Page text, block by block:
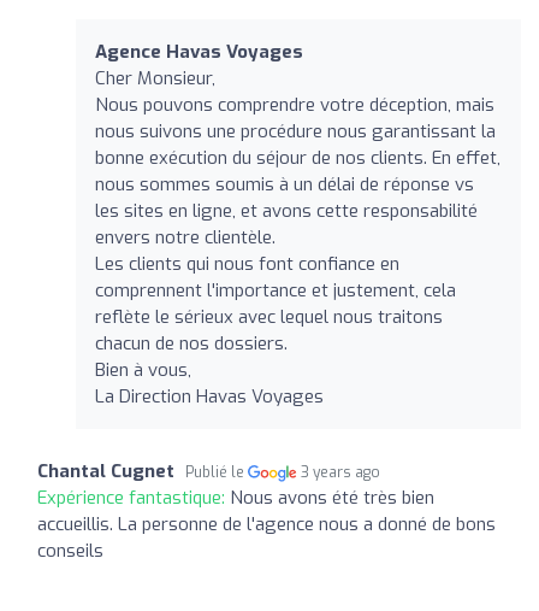
Agence Havas Voyages
Cher Monsieur,
Nous pouvons comprendre votre déception, mais
nous suivons une procédure nous garantissant la
bonne exécution du séjour de nos clients. En effet,
nous sommes soumis à un délai de réponse vs
les sites en ligne, et avons cette responsabilité
envers notre clientèle.
Les clients qui nous font confiance en
comprennent l'importance et justement, cela
reflète le sérieux avec lequel nous traitons
chacun de nos dossiers.
Bien à vous,
La Direction Havas Voyages
Chantal Cugnet Publié le 3 years ago
Expérience fantastique: Nous avons été très bien
accueillis. La personne de l'agence nous a donné de bons
conseils